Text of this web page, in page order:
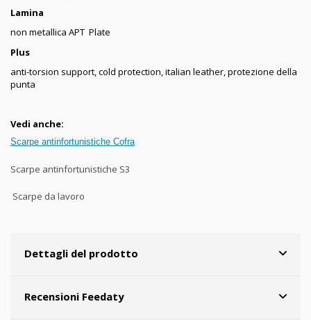
Lamina
non metallica APT Plate
Plus
anti-torsion support, cold protection, italian leather, protezione della
punta
Vedi anche:
Scarpe antinfortunistiche Cofra
Scarpe antinfortunistiche S3
Scarpe da lavoro
Dettagli del prodotto
Recensioni Feedaty